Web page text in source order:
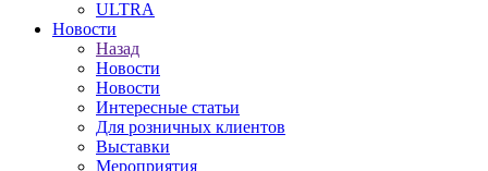
ULTRA
Новости
Назад
Новости
Новости
Интересные статьи
Для розничных клиентов
Выставки
Мероприятия